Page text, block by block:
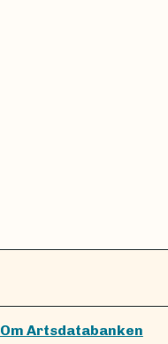
Om Artsdatabanken